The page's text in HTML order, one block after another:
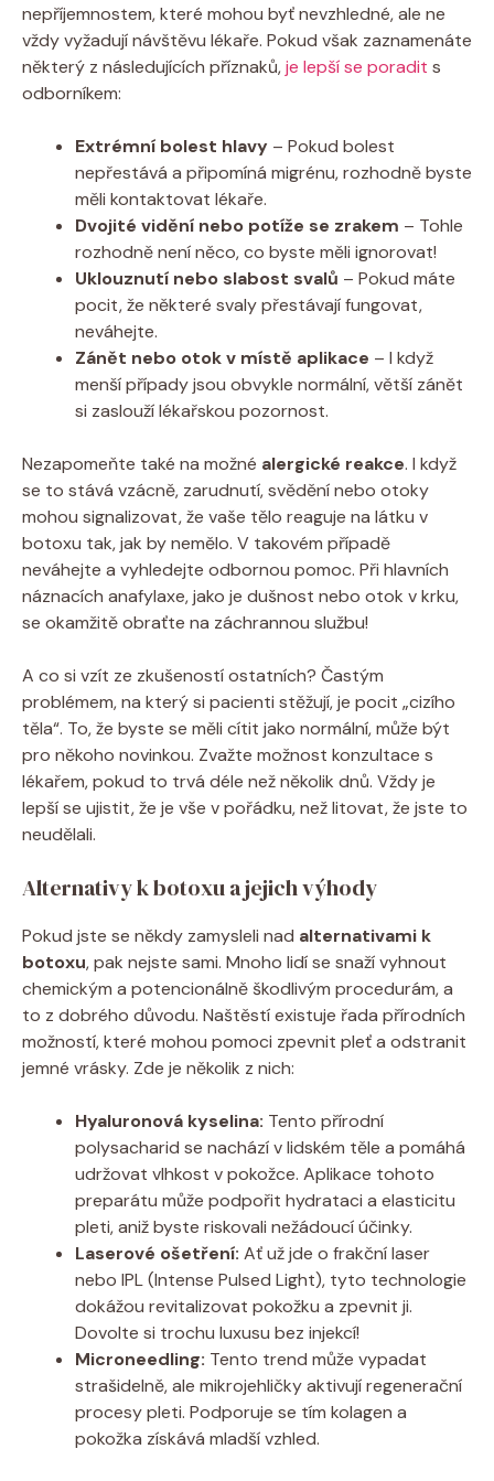
nepříjemnostem, které mohou byť nevzhledné, ale ne
vždy vyžadují návštěvu lékaře. Pokud však zaznamenáte
některý z následujících příznaků,je lepší se poradit s
odborníkem:
Extrémní bolest hlavy – Pokud bolest
nepřestává a připomíná migrénu, rozhodně byste
měli kontaktovat lékaře.
Dvojité vidění nebo potíže se zrakem – Tohle
rozhodně není něco, co byste měli ignorovat!
Uklouznutí nebo slabost svalů – Pokud máte
pocit, že některé svaly přestávají fungovat,
neváhejte.
Zánět nebo otok v místě aplikace – I když
menší případy jsou obvykle normální, větší zánět
si zaslouží lékařskou pozornost.
Nezapomeňte také na možné alergické reakce. I když
se to stává vzácně, zarudnutí, svědění nebo otoky
mohou signalizovat, že vaše tělo reaguje na látku v
botoxu tak, jak by nemělo. V takovém případě
neváhejte a vyhledejte odbornou pomoc. Při hlavních
náznacích anafylaxe, jako je dušnost nebo otok v krku,
se okamžitě obraťte na záchrannou službu!
A co si vzít ze zkušeností ostatních? Častým
problémem, na který si pacienti stěžují, je pocit „cizího
těla“. To, že byste se měli cítit jako normální, může být
pro někoho novinkou. Zvažte možnost konzultace s
lékařem, pokud to trvá déle než několik dnů. Vždy je
lepší se ujistit, že je vše v pořádku, než litovat, že jste to
neudělali.
Alternativy k botoxu a jejich výhody
Pokud jste se někdy zamysleli nad alternativami k
botoxu, pak nejste sami. Mnoho lidí se snaží vyhnout
chemickým a potencionálně škodlivým procedurám, a
to z dobrého důvodu. Naštěstí existuje řada přírodních
možností, které mohou pomoci zpevnit pleť a odstranit
jemné vrásky. Zde je několik z nich:
Hyaluronová kyselina: Tento přírodní
polysacharid se nachází v lidském těle a pomáhá
udržovat vlhkost v pokožce. Aplikace tohoto
preparátu může podpořit hydrataci a elasticitu
pleti, aniž byste riskovali nežádoucí účinky.
Laserové ošetření: Ať už jde o frakční laser
nebo IPL (Intense Pulsed Light), tyto technologie
dokážou revitalizovat pokožku a zpevnit ji.
Dovolte si trochu luxusu bez injekcí!
Microneedling: Tento trend může vypadat
strašidelně, ale mikrojehličky aktivují regenerační
procesy pleti. Podporuje se tím kolagen a
pokožka získává mladší vzhled.